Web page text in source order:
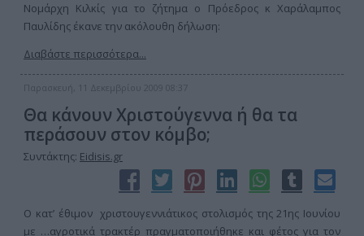
Νομάρχη Κιλκίς για το ζήτημα ο Πρόεδρος κ Χαράλαμπος
Παυλίδης έκανε την ακόλουθη δήλωση:
Διαβάστε περισσότερα...
Παρασκευή, 11 Δεκεμβρίου 2009 08:37
Θα κάνουν Χριστούγεννα ή θα τα
περάσουν στον κόμβο;
Συντάκτης: Eidisis.gr
Ο κατ’ έθιμον χριστουγεννιάτικος στολισμός της 21ης Ιουνίου
με …αγροτικά τρακτέρ πραγματοποιήθηκε και φέτος για τον